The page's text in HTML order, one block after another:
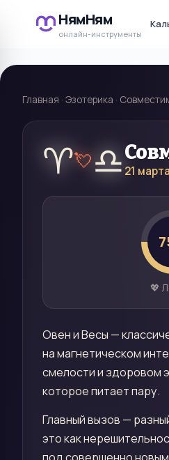
НямНям
онлайн-инструменты
Главная · Эзотерика ·
♈💘♎ 21
💖
Овен и Весы —
на магнетическом
смелости и здоровом
которое питает пару.
Главный вызов —
это как